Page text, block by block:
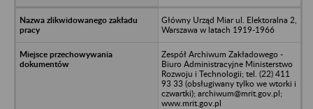
Główny Urząd Miar ul. Elektoralna 2,
Warszawa w latach 1919-1966
Zespół Archiwum Zakładowego -
Biuro Administracyjne Ministerstwo
Rozwoju i Technologii; tel. (22) 411
93 33 (obsługiwany tylko we wtorki i
czwartki); archiwum@mrit.gov.pl;
www.mrit.gov.pl